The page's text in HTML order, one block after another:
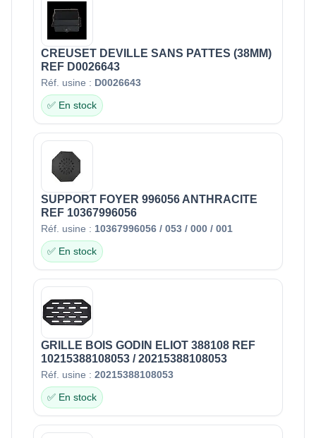
CREUSET DEVILLE SANS PATTES (38MM)
REF D0026643
Réf. usine : D0026643
✅ En stock
SUPPORT FOYER 996056 ANTHRACITE
REF 10367996056
Réf. usine : 10367996056 / 053 / 000 / 001
✅ En stock
GRILLE BOIS GODIN ELIOT 388108 REF
10215388108053 / 20215388108053
Réf. usine : 20215388108053
✅ En stock